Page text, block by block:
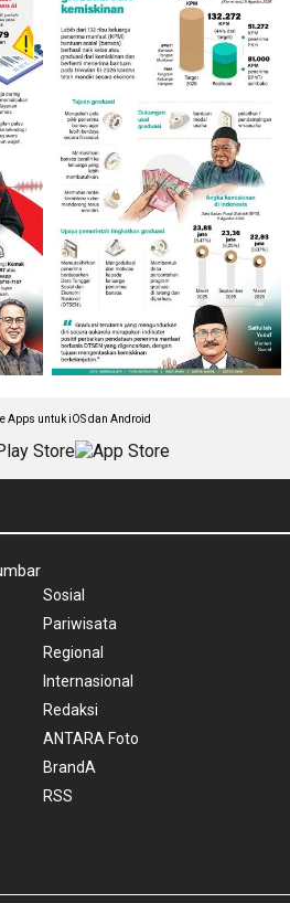
Apps untuk iOS dan Android
Sosial
Pariwisata
Regional
Internasional
Redaksi
ANTARA Foto
BrandA
RSS